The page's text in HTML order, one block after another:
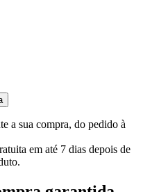
a sua compra, do pedido à
em até 7 dias depois de